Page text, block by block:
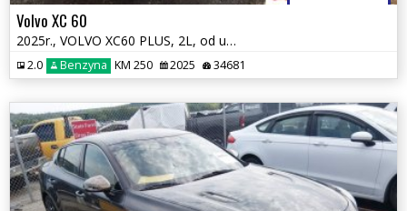
Volvo XC 60
2025r., VOLVO XC60 PLUS, 2L, od ubezpieczalni
2.0 Benzyna KM 250 2025 34681